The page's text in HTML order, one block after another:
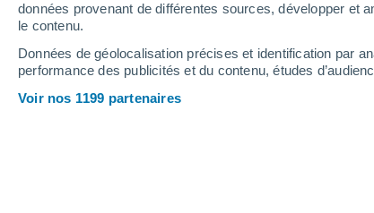
données provenant de différentes sources, développer et
le contenu.
Données de géolocalisation précises et identification par
performance des publicités et du contenu, études
Voir nos 1199 partenaires